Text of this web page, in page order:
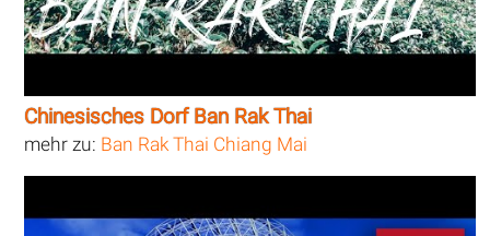
Chinesisches Dorf Ban Rak Thai
mehr zu: Ban Rak Thai Chiang Mai